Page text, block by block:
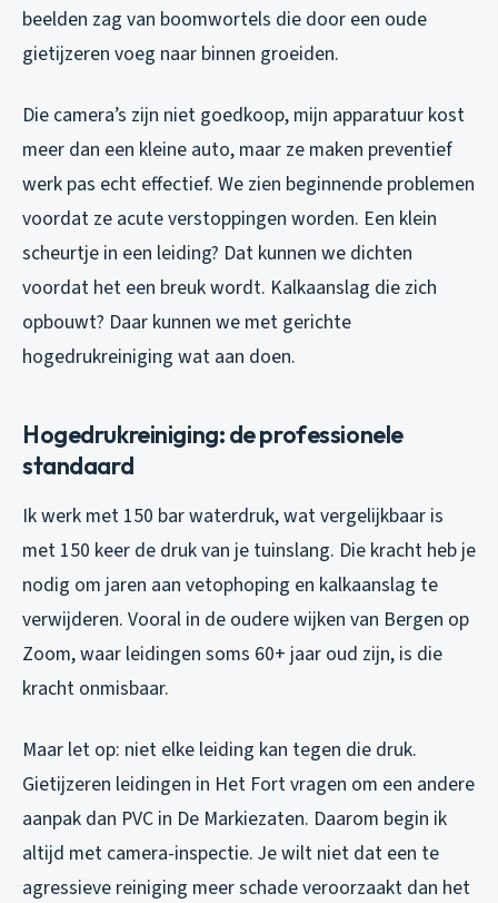
beelden zag van boomwortels die door een oude
gietijzeren voeg naar binnen groeiden.
Die camera’s zijn niet goedkoop, mijn apparatuur kost
meer dan een kleine auto, maar ze maken preventief
werk pas echt effectief. We zien beginnende problemen
voordat ze acute verstoppingen worden. Een klein
scheurtje in een leiding? Dat kunnen we dichten
voordat het een breuk wordt. Kalkaanslag die zich
opbouwt? Daar kunnen we met gerichte
hogedrukreiniging wat aan doen.
Hogedrukreiniging: de professionele
standaard
Ik werk met 150 bar waterdruk, wat vergelijkbaar is
met 150 keer de druk van je tuinslang. Die kracht heb je
nodig om jaren aan vetophoping en kalkaanslag te
verwijderen. Vooral in de oudere wijken van Bergen op
Zoom, waar leidingen soms 60+ jaar oud zijn, is die
kracht onmisbaar.
Maar let op: niet elke leiding kan tegen die druk.
Gietijzeren leidingen in Het Fort vragen om een andere
aanpak dan PVC in De Markiezaten. Daarom begin ik
altijd met camera-inspectie. Je wilt niet dat een te
agressieve reiniging meer schade veroorzaakt dan het